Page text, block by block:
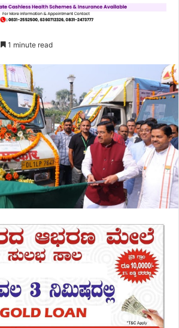
1 minute read